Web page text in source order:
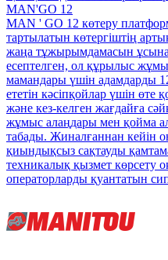
MAN'GO 12
MAN ' GO 12 көтеру
тартылатын көтергіштің
жаңа тұжырымдамасын
есептелген, ол құрылыс
мамандары үшін адамдарды
ететін кәсіпқойлар үшін
және кез-келген жағдайға
жұмыс алаңдары мен қойма
табады. Жиналғаннан кейін
қиындықсыз сақтауды
техникалық қызмет көрсету
операторларды қуантатын